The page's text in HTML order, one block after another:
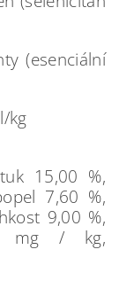
(esenciální
kg
15,00 %,
7,60 %,
9,00 %,
mg / kg,